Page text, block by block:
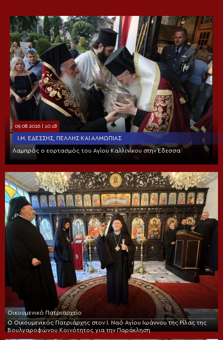
09.08.2026 | 10:18
Ι.Μ. ΕΔΈΣΣΗΣ, ΠΈΛΛΗΣ ΚΑΙ ΑΛΜΩΠΊΑΣ
Λαμπρός ο εορτασμός του Αγίου Καλλινίκου στην Έδεσσα
Οικουμενικό Πατριαρχείο
Ο Οικουμενικός Πατριάρχης στον I. Ναό Αγίου Ιωάννου της Ρίλας της
Βουλγαροφώνου Κοινότητος για την Παράκληση